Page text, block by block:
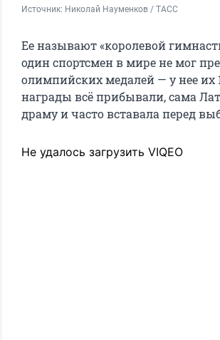
Источник: Николай Науменков / ТАСС
Ее называют «королевой
один спортсмен в мире не мог
олимпийских медалей — у нее их
награды всё прибывали, сама
драму и часто вставала перед
Не удалось загрузить VIQEO